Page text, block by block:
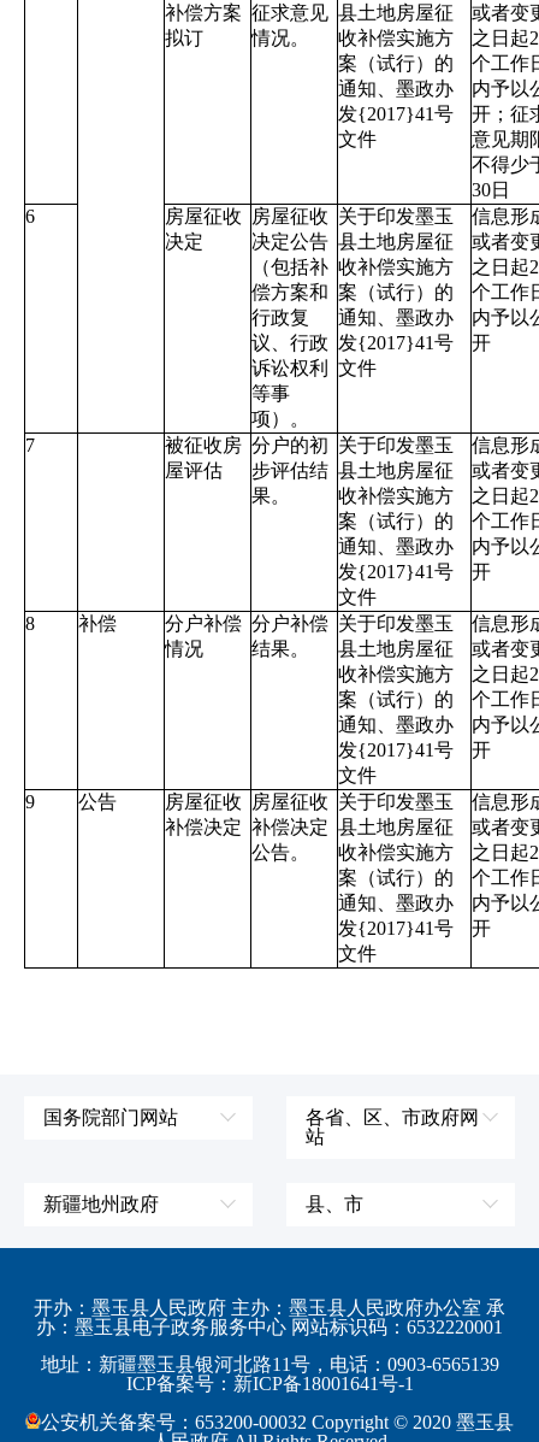
补偿方案
拟订
征求意见
情况。
县土地房屋征
收补偿实施方
案（试行）的
通知、墨政办
发{2017}41号
文件
或者变
之日起
个工作
内予以
开；征
意见期
不得少
30日
6
房屋征收
决定
房屋征收
决定公告
（包括补
偿方案和
行政复
议、行政
诉讼权利
等事
项）。
关于印发墨玉
县土地房屋征
收补偿实施方
案（试行）的
通知、墨政办
发{2017}41号
文件
信息形
或者变
之日起
个工作
内予以
开
7
被征收房
屋评估
分户的初
步评估结
果。
关于印发墨玉
县土地房屋征
收补偿实施方
案（试行）的
通知、墨政办
发{2017}41号
文件
信息形
或者变
之日起
个工作
内予以
开
8 补偿
分户补偿
情况
分户补偿
结果。
关于印发墨玉
县土地房屋征
收补偿实施方
案（试行）的
通知、墨政办
发{2017}41号
文件
信息形
或者变
之日起
个工作
内予以
开
9 公告
房屋征收
补偿决定
房屋征收
补偿决定
公告。
关于印发墨玉
县土地房屋征
收补偿实施方
案（试行）的
通知、墨政办
发{2017}41号
文件
信息形
或者变
之日起
个工作
内予以
开
国务院部门网站
国防部
教育部
工业和信息化部
监察部
民政部
各省、区、市政府网
站
江苏省
浙江省
安徽省
福建省
新疆地州政府
伊犁哈萨克自治州
阿勒泰地区
博尔塔拉蒙古自治州
县、市
皮山县
策勒县
民丰县
开办：墨玉县人民政府 主办：墨玉县人民政府办公室 承
办：墨玉县电子政务服务中心 网站标识码：6532220001
地址：新疆墨玉县银河北路11号，电话：0903-6565139
ICP备案号：新ICP备18001641号-1
公安机关备案号：653200-00032 Copyright © 2020 墨玉县